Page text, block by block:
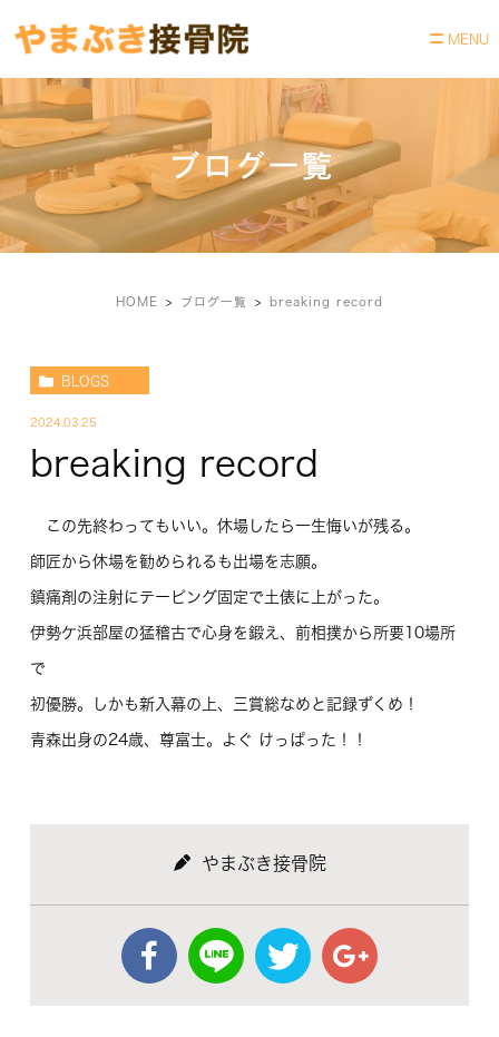
ブログ一覧
HOME ブログ一覧 breaking record
BLOGS
2024.03.25
breaking record
この先終わってもいい。休場したら一生悔いが残る。
師匠から休場を勧められるも出場を志願。
鎮痛剤の注射にテーピング固定で土俵に上がった。
伊勢ケ浜部屋の猛稽古で心身を鍛え、前相撲から所要10場所
で
初優勝。しかも新入幕の上、三賞総なめと記録ずくめ！
青森出身の24歳、尊富士。よぐ けっぱった！！
やまぶき接骨院